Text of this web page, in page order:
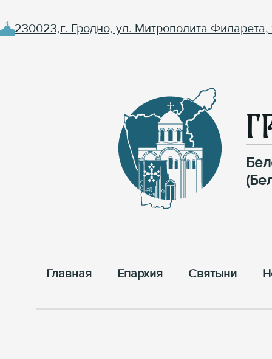
230023,г. Гродно, ул. Митрополита Филарета,
Главная Епархия Cвятыни